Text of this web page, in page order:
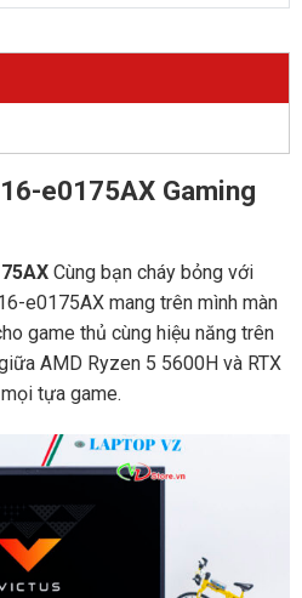
e0175AX Gaming
Cùng bạn cháy bỏng với
e0175AX mang trên mình màn
game thủ cùng hiệu năng trên
AMD Ryzen 5 5600H và RTX
tựa game.